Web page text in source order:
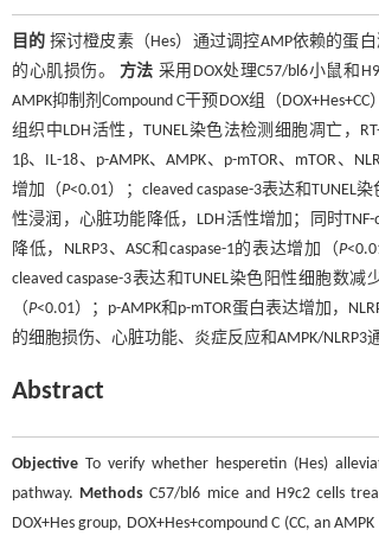
目的 探讨橙皮素（Hes）通过调控AMP依赖的蛋
的心肌损伤。 方法 采用DOX处理C57/bl6小鼠和
AMPK抑制剂Compound C干预DOX组（
组织中LDH活性，TUNEL染色法检测细胞凋亡，
1β、IL-18、p-AMPK、AMPK、p-mTOR、mTOR、
增加（P<0.01）；cleaved caspase-3表达和
性浸润，心脏功能降低，LDH活性增加；同时
降低，NLRP3、ASC和caspase-1的表达增加（P
cleaved caspase-3表达和TUNEL染色阳性细胞数减
（P<0.01）；p-AMPK和p-mTOR蛋白表达增加，
的细胞损伤、心脏功能、炎症反应和AMPK/NLRP3
Abstract
Objective To verify whether hesperetin (Hes)
pathway. Methods C57/bl6 mice and H9c2 cells
DOX+Hes group, DOX+Hes+compound C (CC, an